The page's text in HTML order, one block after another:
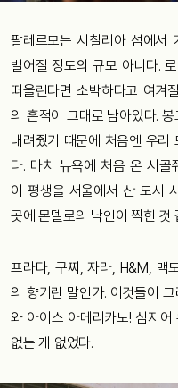
팔레르모는 시칠리아 섬에서
벌어질 정도의 규모 아니다.
떠올린다면 소박하다고 여겨
의 흔적이 그대로 남아있다.
내려줬기 때문에 처음엔 우리
다. 마치 뉴욕에 처음 온 시골
이 평생을 서울에서 산 도시
곳에 몬델로의 낙인이 찍힌 것
프라다, 구찌, 자라, H&M, 맥
의 향기란 말인가. 이것들이
와 아이스 아메리카노! 심지어
없는 게 없었다.